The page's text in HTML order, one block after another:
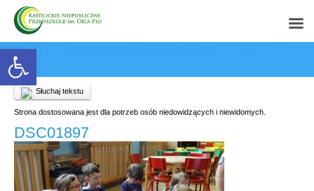
Open toolbar
Słuchaj tekstu
Strona dostosowana jest dla potrzeb osób niedowidzących i niewidomych.
DSC01897